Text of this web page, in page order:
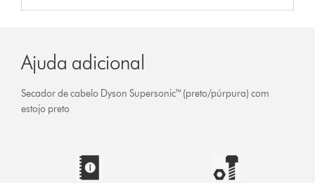
Ajuda adicional
Secador de cabelo Dyson Supersonic™ (preto/púrpura) com
estojo preto